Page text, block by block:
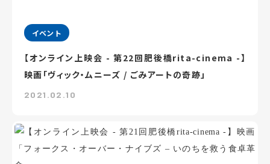
イベント
【オンライン上映会 - 第22回肥後橋rita-cinema -】
映画「ヴィック・ムニーズ / ごみアートの奇跡」
2021.02.10